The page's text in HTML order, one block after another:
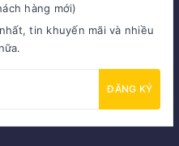
hàng mới)
tin khuyến mãi và nhiều
ĐĂNG KÝ